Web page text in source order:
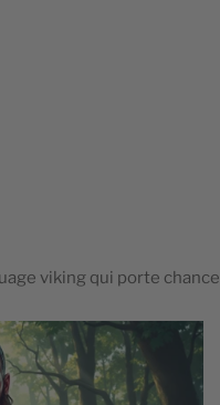
viking qui porte